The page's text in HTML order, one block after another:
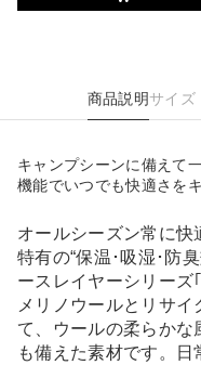
商品説明サイズ
キャンプシーンに備えて
機能でいつでも快適さをキ
オールシーズン常に
特有の“保温･吸湿･防
ースレイヤーシリーズ
メリノウールとリサ
て、ウールの柔らかな
も備えた素材です。